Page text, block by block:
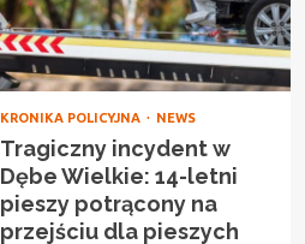
KRONIKA POLICYJNA NEWS
Tragiczny incydent w
Dębe Wielkie: 14-letni
pieszy potrącony na
przejściu dla pieszych